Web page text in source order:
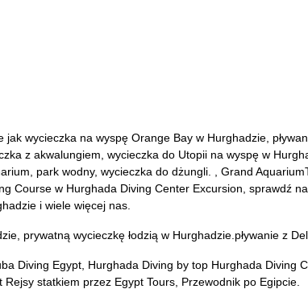
jak wycieczka na wyspę Orange Bay w Hurghadzie,
z akwalungiem, wycieczka do Utopii na wyspę w
park wodny, wycieczka do dżungli. , Grand
Course w Hurghada Diving Center Excursion, sprawdź
i wiele więcej nas.
prywatną wycieczkę łodzią w Hurghadzie.pływanie z
Diving Egypt, Hurghada Diving by top Hurghada Diving
statkiem przez Egypt Tours, Przewodnik po Egipcie.